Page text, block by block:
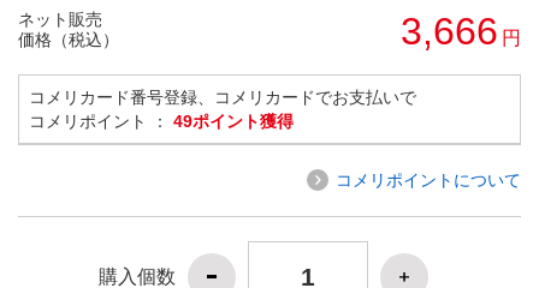
ネット販売
価格（税込）
3,666 円
コメリカード番号登録、コメリカードでお支払いで
コメリポイント ： 49ポイント獲得
コメリポイントについて
購入個数